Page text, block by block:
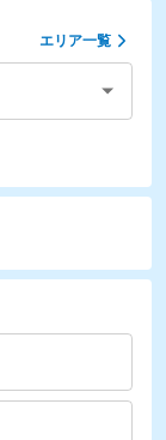
エリア一覧